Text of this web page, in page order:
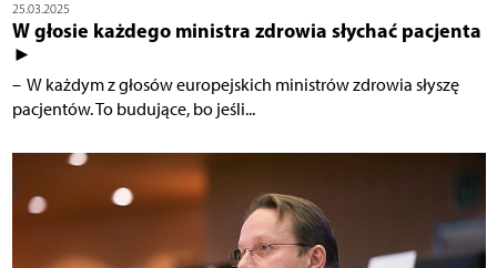
25.03.2025
W głosie każdego ministra zdrowia słychać pacjenta
►
– W każdym z głosów europejskich ministrów zdrowia słyszę
pacjentów. To budujące, bo jeśli...